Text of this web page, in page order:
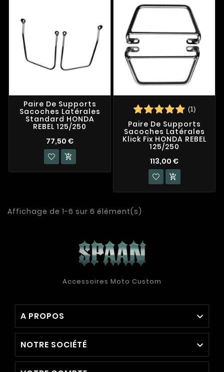
Paire De Supports
Sacoches Latérales
Standard HONDA
REBEL 125/250
77,50 €

(1)
Paire De Supports
Sacoches Latérales
Klick Fix HONDA REBEL
125/250
113,00 €

Affichage de 1-6 sur 6 élément(s)
Accessoires Moto Custom
A PROPOS 
NOTRE SOCIÉTÉ 